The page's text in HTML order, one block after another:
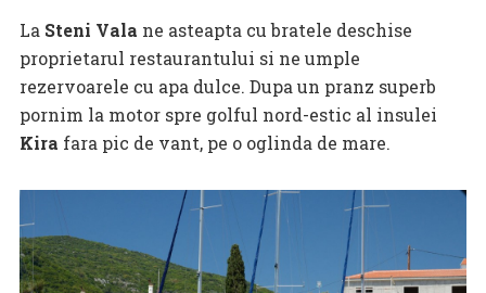
La Steni Vala ne asteapta cu bratele deschise
proprietarul restaurantului si ne umple
rezervoarele cu apa dulce. Dupa un pranz superb
pornim la motor spre golful nord-estic al insulei
Kira fara pic de vant, pe o oglinda de mare.